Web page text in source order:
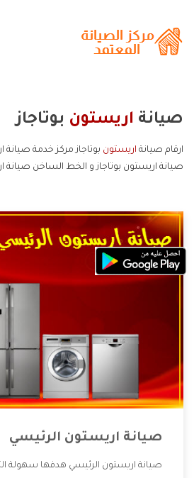
صيانة اريستون بوتاجاز
ارقام صيانة اريستون بوتاجاز مركز خدمة صيانة
صيانة اريستون بوتاجاز و الخط الساخن صيانة
صيانة اريستون الرئيسي
صيانة اريستون الرئيسي هدفها سهولة